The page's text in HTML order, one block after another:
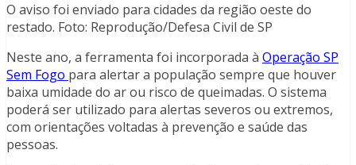
O aviso foi enviado para cidades da região oeste do
restado. Foto: Reprodução/Defesa Civil de SP
Neste ano, a ferramenta foi incorporada à Operação SP
Sem Fogo para alertar a população sempre que houver
baixa umidade do ar ou risco de queimadas. O sistema
poderá ser utilizado para alertas severos ou extremos,
com orientações voltadas à prevenção e saúde das
pessoas.